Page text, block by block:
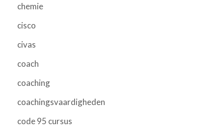
chemie
cisco
civas
coach
coaching
coachingsvaardigheden
code 95 cursus